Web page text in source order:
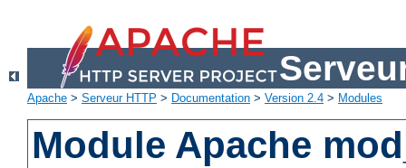
Apache > Serveur HTTP > Documentation > Version 2.4 > Modules
Module Apache